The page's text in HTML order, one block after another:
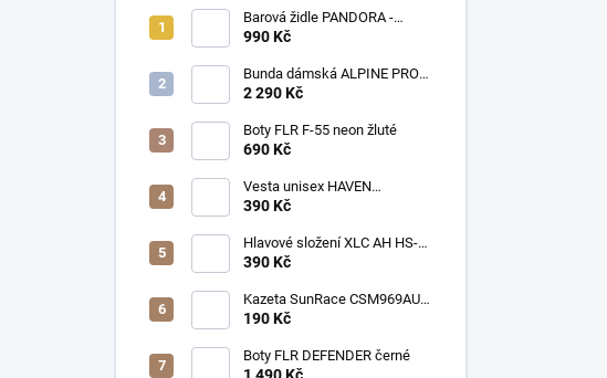
Barová židle PANDORA -
modrá sametová látka
990 Kč
Bunda dámská ALPINE PRO
ZARIBA s membránou PTX
2 290 Kč
Boty FLR F-55 neon žluté
690 Kč
Vesta unisex HAVEN
THERMAL černo/růžová
390 Kč
Hlavové složení XLC AH HS-
I06 1 1/8 Al cartridge
390 Kč
Kazeta SunRace CSM969AU 9
11-32z NICKEL
190 Kč
Boty FLR DEFENDER černé